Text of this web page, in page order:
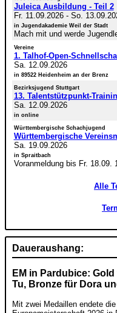
Juleica Ausbildung - Teil 2
Fr. 11.09.2026- So.
in Jugendakademie Weil der Stadt
Mach mit und werde
Vereine
1. Talhof-Open-
Sa. 12.09.2026
in 89522 Heidenheim an der Brenz
Bezirksjugend Stuttgart
13. Talentstützpunkt-
Sa. 12.09.2026
in online
Württembergische Schachjugend
Württembergische
Sa. 19.09.2026
in Spraitbach
Voranmeldung bis Fr. 18.09.
Alle
Daueraushang:
EM in Pardubice:
Tu, Bronze für Dora
Mit zwei Medaillen endete